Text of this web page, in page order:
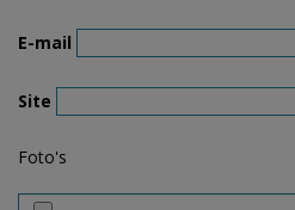
E-mail
Site
Foto's